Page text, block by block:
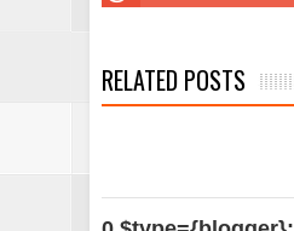
RELATED POSTS